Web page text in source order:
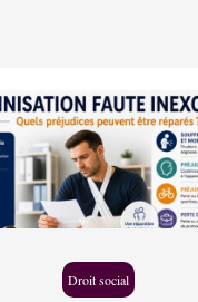
Droit social